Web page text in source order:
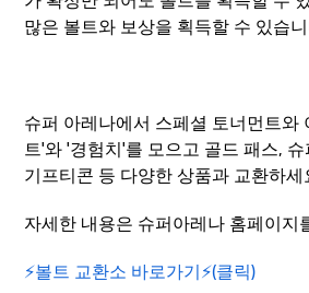
많은 볼트와 보상을 획득할 수 있습
슈퍼 아레나에서 스페셜 토너먼트와
트'와 '경험치'를 모으고 골드 패스,
기프티콘 등 다양한 상품과 교환하세
자세한 내용은 슈퍼아레나 홈페이지
⚡️볼트 교환소 바로가기⚡️(클릭)